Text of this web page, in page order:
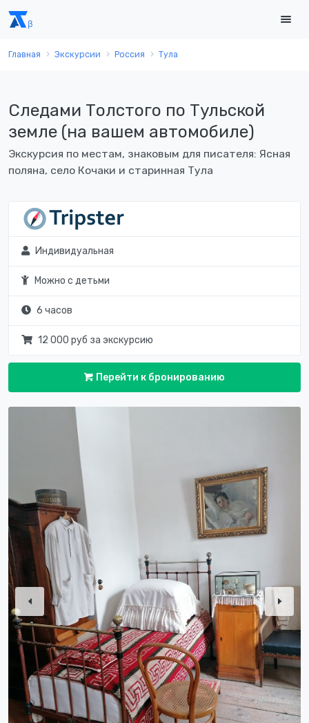
Главная Экскурсии Россия Тула
Следами Толстого по Тульской
земле (на вашем автомобиле)
Экскурсия по местам, знаковым для писателя: Ясная
поляна, село Кочаки и старинная Тула
Индивидуальная
Можно с детьми
6 часов
12 000 руб за экскурсию
Перейти к бронированию